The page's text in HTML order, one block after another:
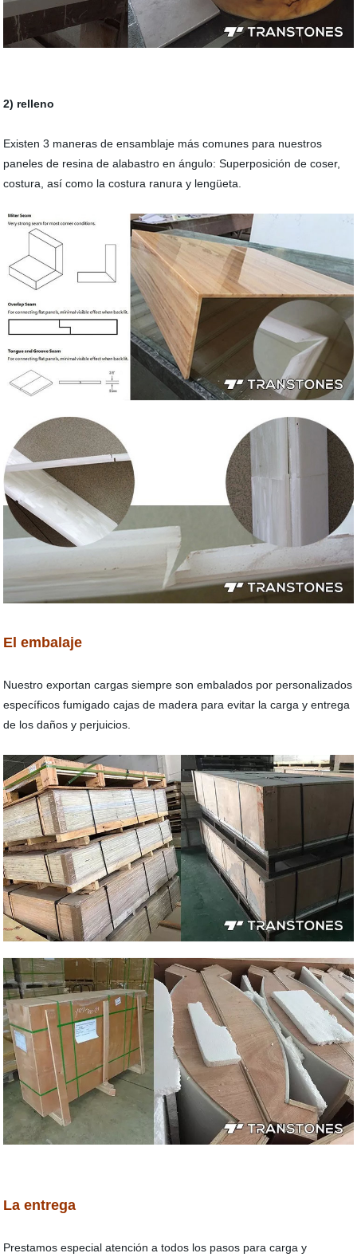
2) relleno
Existen 3 maneras de ensamblaje más comunes para nuestros
paneles de resina de alabastro en ángulo: Superposición de coser,
costura, así como la costura ranura y lengüeta.
El embalaje
Nuestro exportan cargas siempre son embalados por personalizados
específicos fumigado cajas de madera para evitar la carga y entrega
de los daños y perjuicios.
La entrega
Prestamos especial atención a todos los pasos para carga y